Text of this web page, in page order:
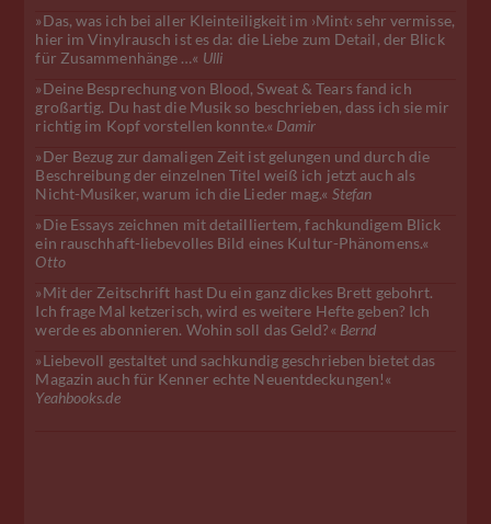
»Das, was ich bei aller Kleinteiligkeit im ›Mint‹ sehr vermisse,
hier im Vinylrausch ist es da: die Liebe zum Detail, der Blick
für Zusammenhänge …« Ulli
»Deine Besprechung von Blood, Sweat & Tears fand ich
großartig. Du hast die Musik so beschrieben, dass ich sie mir
richtig im Kopf vorstellen konnte.« Damir
»Der Bezug zur damaligen Zeit ist gelungen und durch die
Beschreibung der einzelnen Titel weiß ich jetzt auch als
Nicht-Musiker, warum ich die Lieder mag.« Stefan
»Die Essays zeichnen mit detailliertem, fachkundigem Blick
ein rauschhaft-liebevolles Bild eines Kultur-Phänomens.«
Otto
»Mit der Zeitschrift hast Du ein ganz dickes Brett gebohrt.
Ich frage Mal ketzerisch, wird es weitere Hefte geben? Ich
werde es abonnieren. Wohin soll das Geld?« Bernd
»Liebevoll gestaltet und sachkundig geschrieben bietet das
Magazin auch für Kenner echte Neuentdeckungen!«
Yeahbooks.de